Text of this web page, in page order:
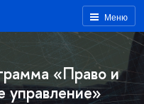
Меню
«Право и
управление»